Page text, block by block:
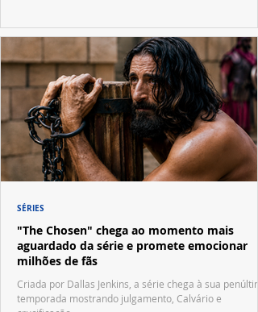
"The Chosen" chega ao momento mais
aguardado da série e promete emocionar
milhões de fãs
Criada por Dallas Jenkins, a série chega à sua
temporada mostrando julgamento, Calvário e
SÉRIES